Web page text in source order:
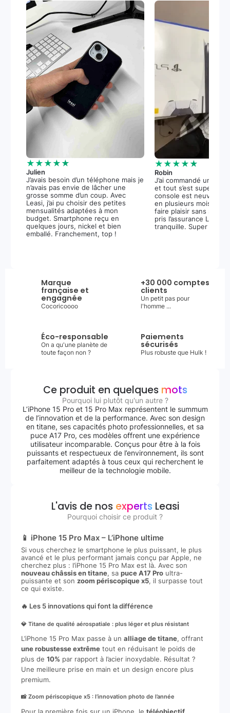
★★★★★
Julien
J’avais besoin d’un téléphone mais je
n’avais pas envie de lâcher une
grosse somme d’un coup. Avec
Leasi, j’ai pu choisir des petites
mensualités adaptées à mon
budget. Smartphone reçu en
quelques jours, nickel et bien
emballé. Franchement, top !
★★★★★
Robin
J’ai commandé une
et tout s’est super
console est neuve, et
en plusieurs mois m’a
faire plaisir sans stress.
pris l’assurance
tranquille. Super
Marque
française et
engagnée
Cocoricoooo
+30 000 comptes
clients
Un petit pas pour
l'homme ...
Éco-responsable
On a qu'une planète de
toute façon non ?
Paiements
sécurisés
Plus robuste que Hulk !
Ce produit en quelques mots
Pourquoi lui plutôt qu'un autre ?
L’iPhone 15 Pro et 15 Pro Max représentent le summum
de l’innovation et de la performance. Avec son design
en titane, ses capacités photo professionnelles, et sa
puce A17 Pro, ces modèles offrent une expérience
utilisateur incomparable. Conçus pour être à la fois
puissants et respectueux de l’environnement, ils sont
parfaitement adaptés à tous ceux qui recherchent le
meilleur de la technologie mobile.
L'avis de nos expertsLeasi
Pourquoi choisir ce produit ?
📱 iPhone 15 Pro Max – L’iPhone ultime
Si vous cherchez le smartphone le plus puissant, le plus
avancé et le plus performant jamais conçu par Apple, ne
cherchez plus : l’iPhone 15 Pro Max est là. Avec son
nouveau châssis en titane, sa puce A17 Proultra-
puissante et son zoom périscopique x5, il surpasse tout
ce qui existe.
🔥 Les 5 innovations qui font la différence
💎 Titane de qualité aérospatiale : plus léger et plus résistant
L’iPhone 15 Pro Max passe à un alliage de titane, offrant
une robustesse extrêmetout en réduisant le poids de
plus de 10% par rapport à l’acier inoxydable. Résultat ?
Une meilleure prise en main et un design encore plus
premium.
📸 Zoom périscopique x5 : l’innovation photo de l’année